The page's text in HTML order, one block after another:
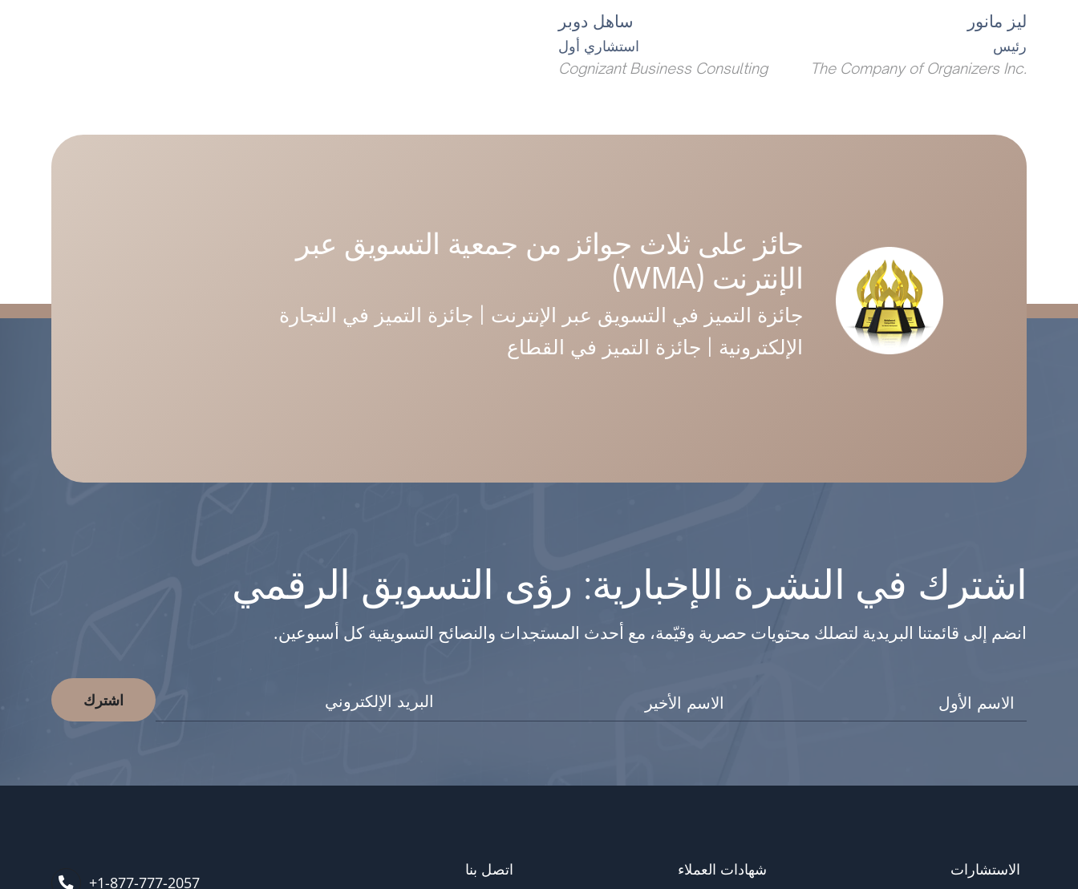
ليز مانور
رئيس
.The Company of Organizers Inc
ساهل دوبر
استشاري أول
Cognizant Business Consulting
حائز على ثلاث جوائز من جمعية التسويق عبر
الإنترنت (WMA)
جائزة التميز في التسويق عبر الإنترنت | جائزة التميز في التجارة
الإلكترونية | جائزة التميز في القطاع
اشترك في النشرة الإخبارية: رؤى التسويق الرقمي
انضم إلى قائمتنا البريدية لتصلك محتويات حصرية وقيّمة، مع أحدث المستجدات والنصائح التسويقية كل أسبوعين.
اشترك
الاستشارات شهادات العملاء اتصل بنا
1-877-777-2057+